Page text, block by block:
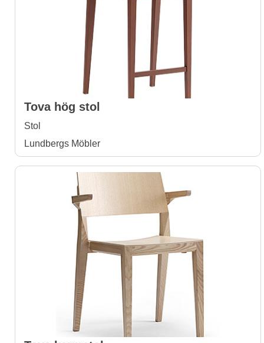
Tova hög stol
Stol
Lundbergs Möbler